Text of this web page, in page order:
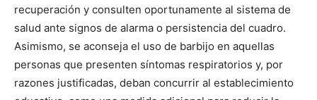
recuperación y consulten oportunamente al sistema de
salud ante signos de alarma o persistencia del cuadro.
Asimismo, se aconseja el uso de barbijo en aquellas
personas que presenten síntomas respiratorios y, por
razones justificadas, deban concurrir al establecimiento